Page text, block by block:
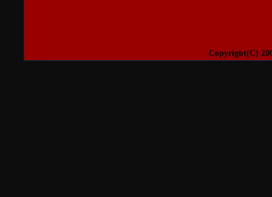
Copyright(C)